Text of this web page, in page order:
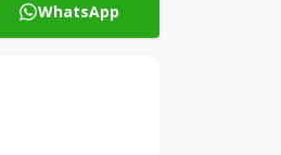
WhatsApp